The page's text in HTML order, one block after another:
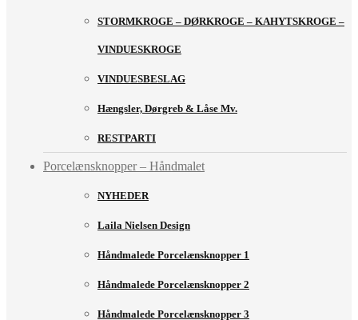
STORMKROGE – DØRKROGE – KAHYTSKROGE –
VINDUESKROGE
VINDUESBESLAG
Hængsler, Dørgreb & Låse Mv.
RESTPARTI
Porcelænsknopper – Håndmalet
NYHEDER
Laila Nielsen Design
Håndmalede Porcelænsknopper 1
Håndmalede Porcelænsknopper 2
Håndmalede Porcelænsknopper 3